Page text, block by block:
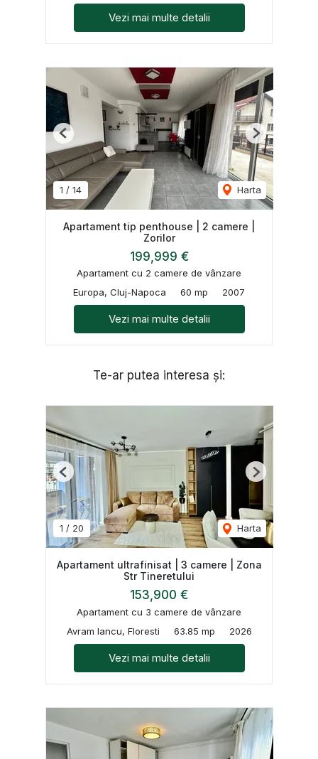
Vezi mai multe detalii
1 / 14 Harta
Previous Next
Apartament tip penthouse | 2 camere |
Zorilor
199,999 €
Apartament cu 2 camere de vânzare
Europa, Cluj-Napoca
60 mp 2007
Vezi mai multe detalii
Te-ar putea interesa și:
1 / 20 Harta
Previous Next
Apartament ultrafinisat | 3 camere | Zona
Str Tineretului
153,900 €
Apartament cu 3 camere de vânzare
Avram Iancu, Floresti
63.85 mp 2026
Vezi mai multe detalii